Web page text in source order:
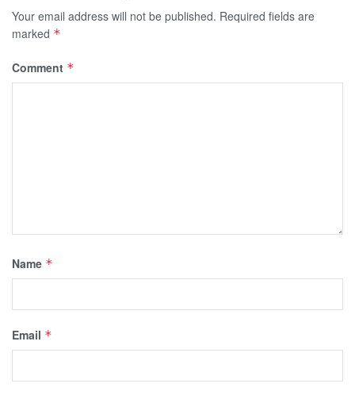
Your email address will not be published. Required fields are
marked *
Comment *
Name *
Email *